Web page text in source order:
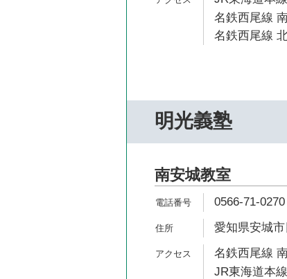
名鉄西尾線
名鉄西尾線
明光義塾
南安城教室
0566-71-0270
愛知県安城
名鉄西尾線
JR東海道本